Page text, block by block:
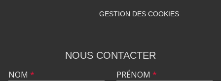
GESTION DES COOKIES
NOUS CONTACTER
NOM * PRÉNOM *